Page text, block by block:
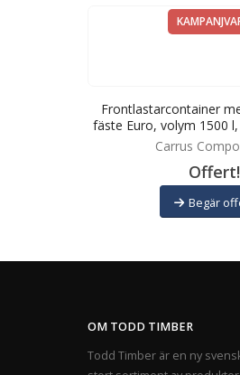
Frontlastarcontainer
fäste Euro, volym 1500
Carrus
Offert!
Begär
OM TODD TIMBER
Todd Timber är en ny